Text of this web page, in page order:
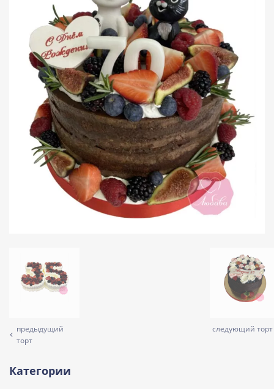
предыдущий
торт
следующий торт
Категории